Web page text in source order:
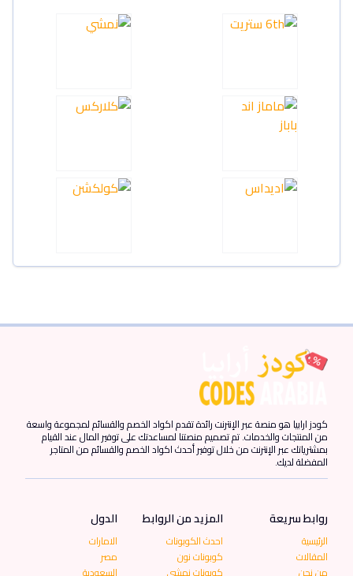
كودز ارابيا هو منصة عبر الإنترنت رائدة تقدم اكواد الخصم والقسائم لمجموعة واسعة
من المنتجات والخدمات. تم تصميم منصتنا لمساعدتك على توفير المال عند القيام
بمشترياتك عبر الإنترنت من خلال توفير أحدث اكواد الخصم والقسائم من المتاجر
المفضلة لديك.
روابط سريعة
الرئيسية
المقالات
من نحن
المزيد من الروابط
احدث الكوبونات
كوبونات نون
كوبونات نمشي
الدول
الامارات
مصر
السعودية